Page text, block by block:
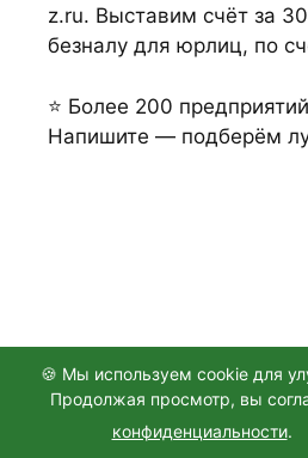
z.ru. Выставим счёт за
безналу для юрлиц, по
⭐ Более 200
Напишите — подберём
🍪 Мы используем cookie для
Продолжая просмотр, вы
конфиденциальности.
ООО